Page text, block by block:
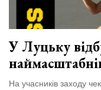
27
699
Всі розділи
Персона
У Луцьку
На учасників заходу